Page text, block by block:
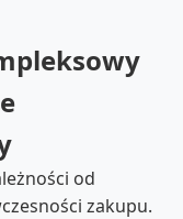
od
zakupu.